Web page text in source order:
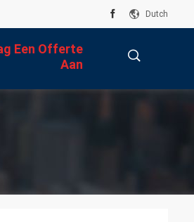
Dutch
Een Offerte
Aan